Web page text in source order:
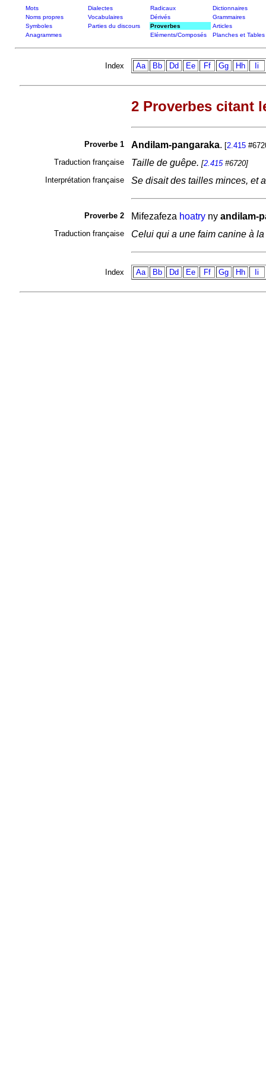
Mots Dialectes Radicaux
Dictionnaires
Noms propres
Vocabulaires Dérivés
Grammaires
Symboles
Parties du discours Proverbes
Articles
Anagrammes
Eléments/Composés Planches et Tables
Index Aa Bb Dd Ee Ff Gg Hh Ii
2 Proverbes citant
Proverbe 1 Andilam-pangaraka. [2.415
Traduction française
Taille de guêpe. [2.415#6720]
Interprétation française
Se disait des tailles minces, et
Proverbe 2 Mifezafeza hoatryny andilam-
Traduction française Celui qui a une faim canine à
Index Aa Bb Dd Ee Ff Gg Hh Ii